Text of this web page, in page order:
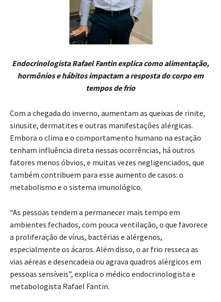
Endocrinologista Rafael Fantin explica como alimentação,
hormônios e hábitos impactam a resposta do corpo em
tempos de frio
Com a chegada do inverno, aumentam as queixas de rinite,
sinusite, dermatites e outras manifestações alérgicas.
Embora o clima e o comportamento humano na estação
tenham influência direta nessas ocorrências, há outros
fatores menos óbvios, e muitas vezes negligenciados, que
também contribuem para esse aumento de casos: o
metabolismo e o sistema imunológico.
“As pessoas tendem a permanecer mais tempo em
ambientes fechados, com pouca ventilação, o que favorece
a proliferação de vírus, bactérias e alérgenos,
especialmente os ácaros. Além disso, o ar frio resseca as
vias aéreas e desencadeia ou agrava quadros alérgicos em
pessoas sensíveis”, explica o médico endocrinologista e
metabologista Rafael Fantin.